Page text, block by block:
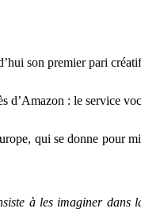
son premier pari
d’Amazon : le service
qui se donne pour
à les imaginer